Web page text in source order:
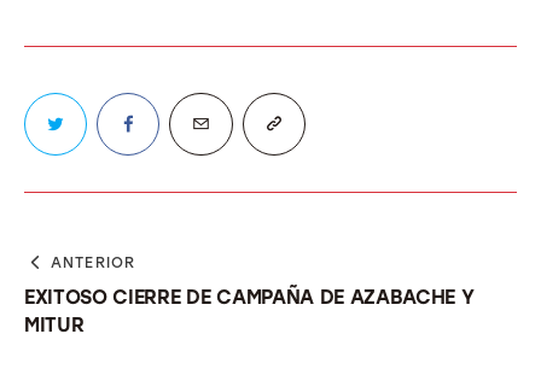
ANTERIOR
EXITOSO CIERRE DE CAMPAÑA DE AZABACHE Y
MITUR